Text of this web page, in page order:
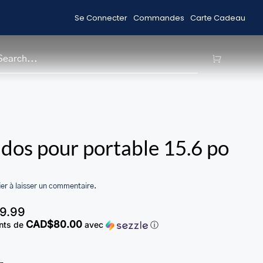
Livraison gratuite pour les commandes 99 $ +
Se Connecter Commandes Carte Cadeau
dos pour portable 15.6 po
à laisser un commentaire.
de CAD$80.00 avec ⓘ